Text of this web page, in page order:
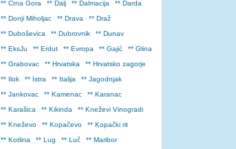
** Crna Gora
** Dalj ** Dalmacija
** Darda
** Donji Miholjac
** Drava
** Draž
** Duboševica
** Dubrovnik
** Dunav
** EksJu
** Erdut ** Evropa ** Gajić
** Glina
** Grabovac
** Hrvatska
** Hrvatsko zagorje
** Ilok
** Istra ** Italija
** Jagodnjak
** Jankovac
** Kamenac
** Karanac
** Karašica
** Kikinda
** Kneževi Vinogradi
** Kneževo
** Kopačevo
** Kopački rit
** Kotlina
** Lug ** Luč
** Maribor